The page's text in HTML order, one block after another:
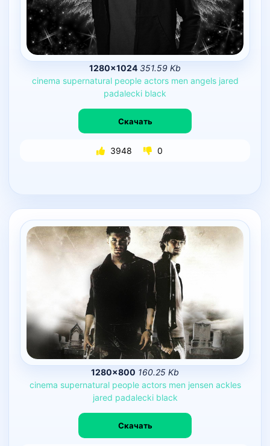
1280×1024 351.59 Kb
cinema supernatural people actors men angels jared
padalecki black
Скачать
3948 0
1280×800 160.25 Kb
cinema supernatural people actors men jensen ackles
jared padalecki black
Скачать